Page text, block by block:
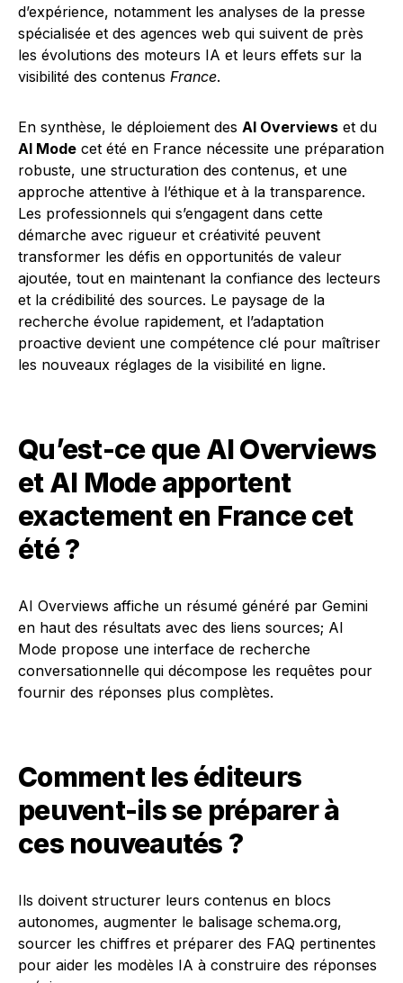
d’expérience, notamment les analyses de la presse
spécialisée et des agences web qui suivent de près
les évolutions des moteurs IA et leurs effets sur la
visibilité des contenus France.
En synthèse, le déploiement des AI Overviews et du
AI Mode cet été en France nécessite une préparation
robuste, une structuration des contenus, et une
approche attentive à l’éthique et à la transparence.
Les professionnels qui s’engagent dans cette
démarche avec rigueur et créativité peuvent
transformer les défis en opportunités de valeur
ajoutée, tout en maintenant la confiance des lecteurs
et la crédibilité des sources. Le paysage de la
recherche évolue rapidement, et l’adaptation
proactive devient une compétence clé pour maîtriser
les nouveaux réglages de la visibilité en ligne.
Qu’est-ce que AI Overviews
et AI Mode apportent
exactement en France cet
été ?
AI Overviews affiche un résumé généré par Gemini
en haut des résultats avec des liens sources; AI
Mode propose une interface de recherche
conversationnelle qui décompose les requêtes pour
fournir des réponses plus complètes.
Comment les éditeurs
peuvent-ils se préparer à
ces nouveautés ?
Ils doivent structurer leurs contenus en blocs
autonomes, augmenter le balisage schema.org,
sourcer les chiffres et préparer des FAQ pertinentes
pour aider les modèles IA à construire des réponses